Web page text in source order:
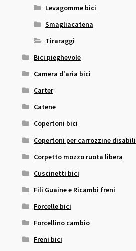
Levagomme bici
Smagliacatena
Tiraraggi
Bici pieghevole
Camera d'aria bici
Carter
Catene
Copertoni bici
Copertoni per carrozzine disabili
Corpetto mozzo ruota libera
Cuscinetti bici
Fili Guaine e Ricambi freni
Forcelle bici
Forcellino cambio
Freni bici